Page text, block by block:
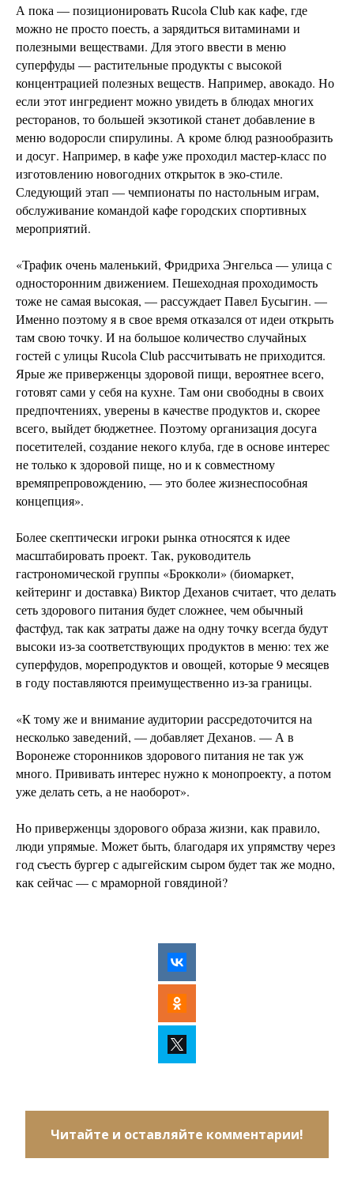
А пока — позиционировать Rucola Club как кафе, где
можно не просто поесть, а зарядиться витаминами и
полезными веществами. Для этого ввести в меню
суперфуды — растительные продукты с высокой
концентрацией полезных веществ. Например, авокадо. Но
если этот ингредиент можно увидеть в блюдах многих
ресторанов, то большей экзотикой станет добавление в
меню водоросли спирулины. А кроме блюд разнообразить
и досуг. Например, в кафе уже проходил мастер-класс по
изготовлению новогодних открыток в эко-стиле.
Следующий этап — чемпионаты по настольным играм,
обслуживание командой кафе городских спортивных
мероприятий.
«Трафик очень маленький, Фридриха Энгельса — улица с
односторонним движением. Пешеходная проходимость
тоже не самая высокая, — рассуждает Павел Бусыгин. —
Именно поэтому я в свое время отказался от идеи открыть
там свою точку. И на большое количество случайных
гостей с улицы Rucola Club рассчитывать не приходится.
Ярые же приверженцы здоровой пищи, вероятнее всего,
готовят сами у себя на кухне. Там они свободны в своих
предпочтениях, уверены в качестве продуктов и, скорее
всего, выйдет бюджетнее. Поэтому организация досуга
посетителей, создание некого клуба, где в основе интерес
не только к здоровой пище, но и к совместному
времяпрепровождению, — это более жизнеспособная
концепция».
Более скептически игроки рынка относятся к идее
масштабировать проект. Так, руководитель
гастрономической группы «Брокколи» (биомаркет,
кейтеринг и доставка) Виктор Деханов считает, что делать
сеть здорового питания будет сложнее, чем обычный
фастфуд, так как затраты даже на одну точку всегда будут
высоки из-за соответствующих продуктов в меню: тех же
суперфудов, морепродуктов и овощей, которые 9 месяцев
в году поставляются преимущественно из-за границы.
«К тому же и внимание аудитории рассредоточится на
несколько заведений, — добавляет Деханов. — А в
Воронеже сторонников здорового питания не так уж
много. Прививать интерес нужно к монопроекту, а потом
уже делать сеть, а не наоборот».
Но приверженцы здорового образа жизни, как правило,
люди упрямые. Может быть, благодаря их упрямству через
год съесть бургер с адыгейским сыром будет так же модно,
как сейчас — с мраморной говядиной?
Читайте и оставляйте комментарии!